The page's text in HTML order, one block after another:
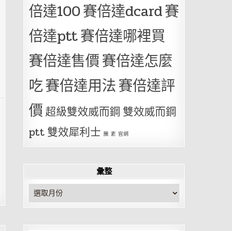
倍達100賽倍達dcard賽
倍達ptt賽倍達哪裡買
賽倍達售價賽倍達怎麼
吃賽倍達用法賽倍達評
價超級雙效威而鋼 雙效威而鋼
ptt 雙效犀利士 騰 素 官網
彙整
彙
整